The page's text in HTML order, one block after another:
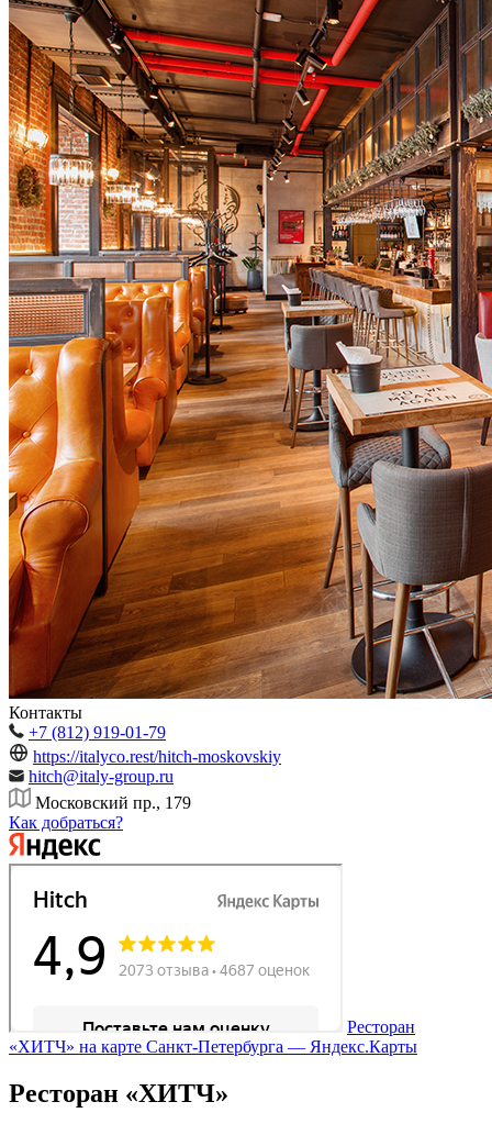
Контакты
+7 (812) 919-01-79
https://italyco.rest/hitch-moskovskiy
hitch@italy-group.ru
Московский пр., 179
Как добраться?
Ресторан
«ХИТЧ» на карте Санкт‑Петербурга — Яндекс.Карты
Ресторан «ХИТЧ»